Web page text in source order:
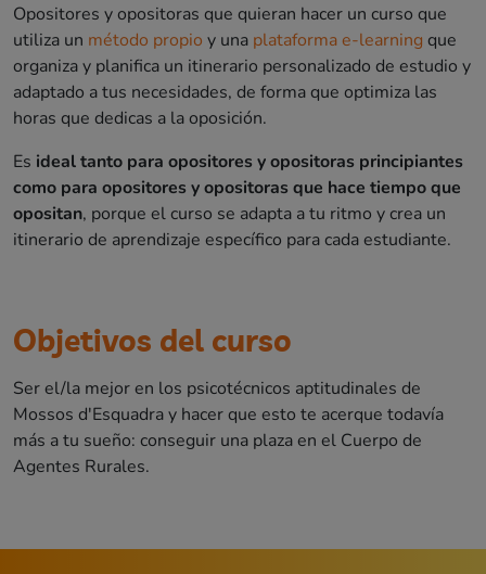
Opositores y opositoras que quieran hacer un curso que
utiliza un método propio y una plataforma e-learning que
organiza y planifica un itinerario personalizado de estudio y
adaptado a tus necesidades, de forma que optimiza las
horas que dedicas a la oposición.
Es ideal tanto para opositores y opositoras principiantes
como para opositores y opositoras que hace tiempo que
opositan, porque el curso se adapta a tu ritmo y crea un
itinerario de aprendizaje específico para cada estudiante.
Objetivos del curso
Ser el/la mejor en los psicotécnicos aptitudinales de
Mossos d'Esquadra y hacer que esto te acerque todavía
más a tu sueño: conseguir una plaza en el Cuerpo de
Agentes Rurales.